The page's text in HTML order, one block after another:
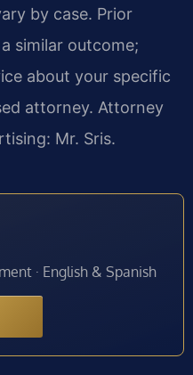
by case. Prior
similar outcome;
about your specific
attorney. Attorney
Mr. Sris.
· English & Spanish